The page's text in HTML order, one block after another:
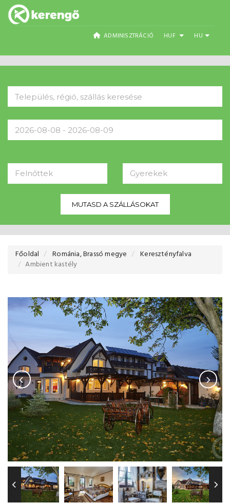
ADMINISZTRÁCIÓ HUF HU
Felnőttek Gyerekek
MUTASD A SZÁLLÁSOKAT
Főoldal Románia, Brassó megye
Keresztényfalva
Ambient kastély